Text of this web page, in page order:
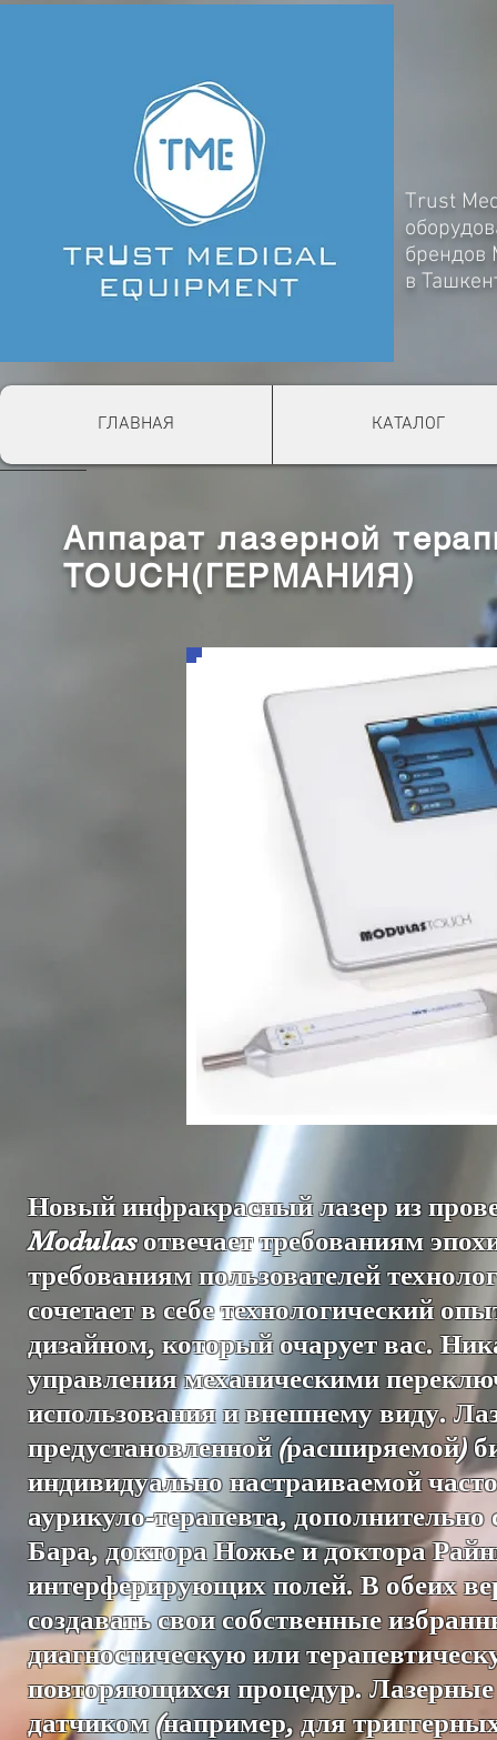
Trust
брендов
в
ГЛАВНАЯ КАТАЛОГ
Аппарат лазерной
TOUCH(ГЕРМАНИЯ)
Новый инфракрасный лазер из
Modulas отвечает требованиям
требованиям пользователей
сочетает в себе технологический
дизайном, который очарует вас.
управления механическими
использования и внешнему виду.
предустановленной (расширяемой)
индивидуально настраиваемой
аурикуло-терапевта,
Бара, доктора Ножье и доктора
интерферирующих полей. В обеих
создавать свои собственные
диагностическую или
повторяющихся процедур.
датчиком (например, для